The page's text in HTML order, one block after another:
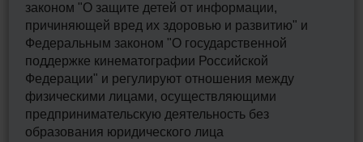
законом "О защите детей от информации,
причиняющей вред их здоровью и развитию" и
Федеральным законом "О государственной
поддержке кинематографии Российской
Федерации" и регулируют отношения между
физическими лицами, осуществляющими
предпринимательскую деятельность без
образования юридического лица